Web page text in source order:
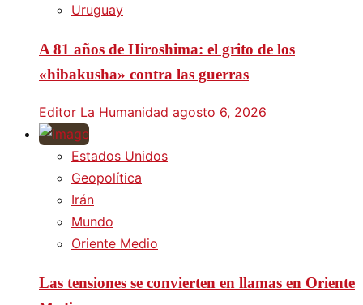
Uruguay
A 81 años de Hiroshima: el grito de los
«hibakusha» contra las guerras
Editor La Humanidad agosto 6, 2026
Estados Unidos
Geopolítica
Irán
Mundo
Oriente Medio
Las tensiones se convierten en llamas en Oriente